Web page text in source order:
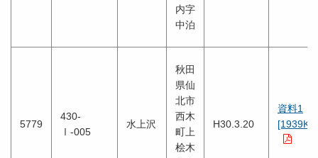
内字
中泊
5779
430-
Ⅰ-005
水上沢
秋田
県仙
北市
西木
町上
桧木
H30.3.20
資料1
[1939KB]